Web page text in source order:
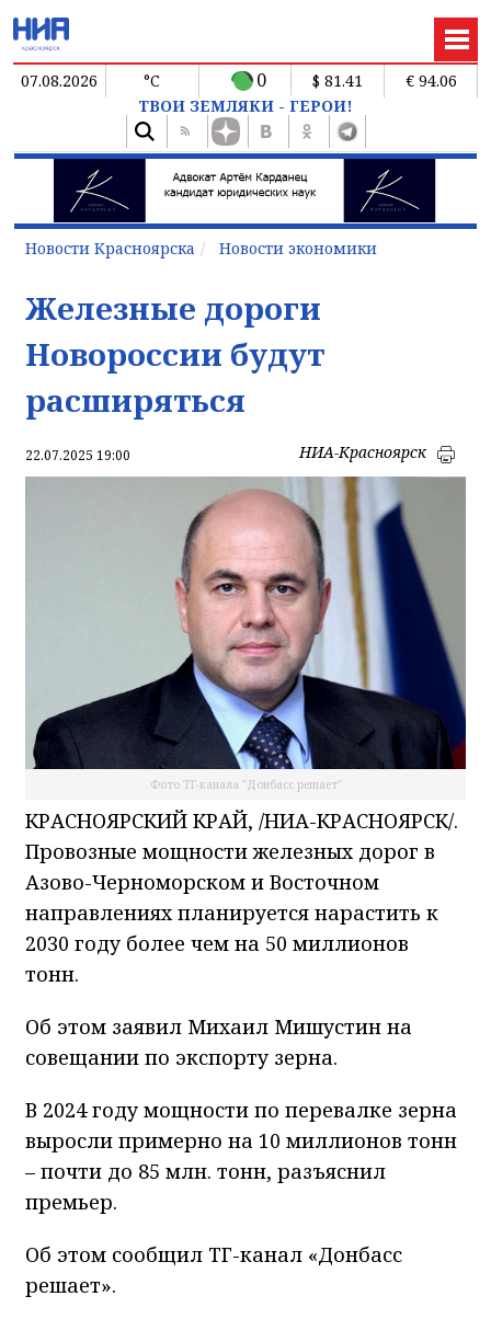
07.08.2026 °C 0 $ 81.41
€ 94.06
ТВОИ ЗЕМЛЯКИ - ГЕРОИ!
Новости Красноярска Новости экономики
Железные дороги
Новороссии будут
расширяться
22.07.2025 19:00 НИА-Красноярск
Фото ТГ-канала "Донбасс решает"
КРАСНОЯРСКИЙ КРАЙ, /НИА-КРАСНОЯРСК/.
Провозные мощности железных дорог в
Азово-Черноморском и Восточном
направлениях планируется нарастить к
2030 году более чем на 50 миллионов
тонн.
Об этом заявил Михаил Мишустин на
совещании по экспорту зерна.
В 2024 году мощности по перевалке зерна
выросли примерно на 10 миллионов тонн
– почти до 85 млн. тонн, разъяснил
премьер.
Об этом сообщил ТГ-канал «Донбасс
решает».